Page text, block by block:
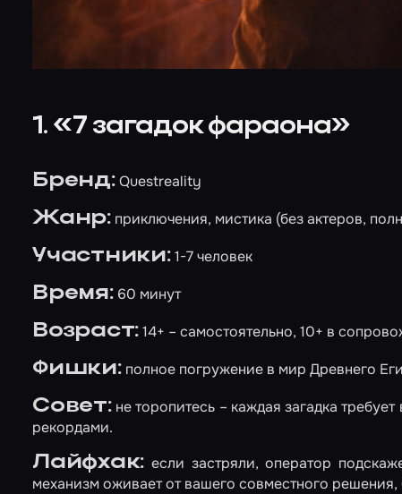
1. «7 загадок фараона»
Бренд:Questreality
Жанр:приключения, мистика (без актеров,
Участники:1-7 человек
Время:60 минут
Возраст:14+ – самостоятельно, 10+ в
Фишки:полное погружение в мир Древнего
Совет:не торопитесь – каждая загадка
рекордами.
Лайфхак: если застряли, оператор
механизм оживает от вашего совместного решения,